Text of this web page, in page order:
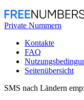
Private Nummern
Kontakte
FAQ
Seitenübersicht
SMS nach Ländern